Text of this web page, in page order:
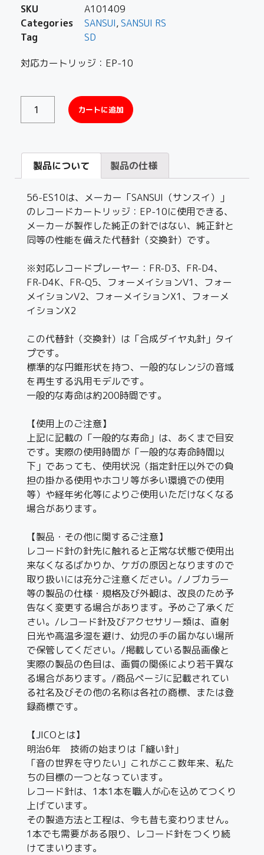
SKU
A101409
Categories
SANSUI,SANSUI RS
Tag
SD
対応カートリッジ：EP-10
カートに追加
製品について 製品の仕様
56-ES10は、メーカー「SANSUI（サンスイ）」
のレコードカートリッジ：EP-10に使用できる、
メーカーが製作した純正の針ではない、純正針と
同等の性能を備えた代替針（交換針）です。
※対応レコードプレーヤー：FR-D3、FR-D4、
FR-D4K、FR-Q5、フォーメイションV1、フォー
メイションV2、フォーメイションX1、フォーメ
イションX2
この代替針（交換針）は「合成ダイヤ丸針」タイ
プです。
標準的な円錐形状を持つ、一般的なレンジの音域
を再生する汎用モデルです。
一般的な寿命は約200時間です。
【使用上のご注意】
上記に記載の「一般的な寿命」は、あくまで目安
です。実際の使用時間が「一般的な寿命時間以
下」であっても、使用状況（指定針圧以外での負
担の掛かる使用やホコリ等が多い環境での使用
等）や経年劣化等によりご使用いただけなくなる
場合があります。
【製品・その他に関するご注意】
レコード針の針先に触れると正常な状態で使用出
来なくなるばかりか、ケガの原因となりますので
取り扱いには充分ご注意ください。/ノブカラー
等の製品の仕様・規格及び外観は、改良のため予
告なく変更する場合があります。予めご了承くだ
さい。/レコード針及びアクセサリー類は、直射
日光や高温多湿を避け、幼児の手の届かない場所
で保管してください。/掲載している製品画像と
実際の製品の色目は、画質の関係により若干異な
る場合があります。/商品ページに記載されてい
る社名及びその他の名称は各社の商標、または登
録商標です。
【JICOとは】
明治6年 技術の始まりは「縫い針」
「音の世界を守りたい」これがここ数年来、私た
ちの目標の一つとなっています。
レコード針は、1本1本を職人が心を込めてつくり
上げています。
その製造方法と工程は、今も昔も変わりません。
1本でも需要がある限り、レコード針をつくり続
けてまいります。